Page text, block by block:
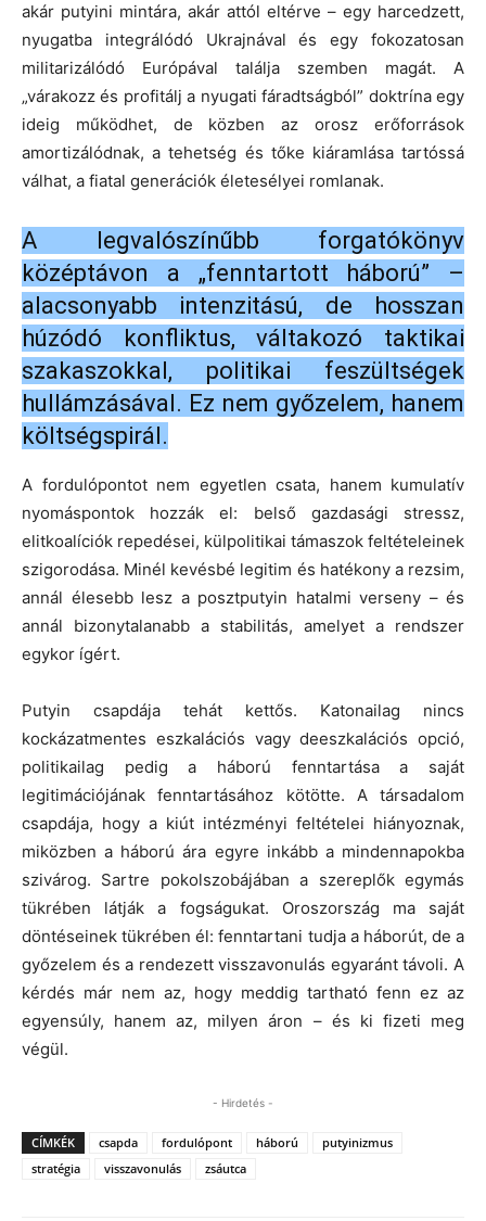
akár putyini mintára, akár attól eltérve – egy harcedzett,
nyugatba integrálódó Ukrajnával és egy fokozatosan
militarizálódó Európával találja szemben magát. A
„várakozz és profitálj a nyugati fáradtságból” doktrína egy
ideig működhet, de közben az orosz erőforrások
amortizálódnak, a tehetség és tőke kiáramlása tartóssá
válhat, a fiatal generációk életesélyei romlanak.
A legvalószínűbb forgatókönyv
középtávon a „fenntartott háború” –
alacsonyabb intenzitású, de hosszan
húzódó konfliktus, váltakozó taktikai
szakaszokkal, politikai feszültségek
hullámzásával. Ez nem győzelem, hanem
költségspirál.
A fordulópontot nem egyetlen csata, hanem kumulatív
nyomáspontok hozzák el: belső gazdasági stressz,
elitkoalíciók repedései, külpolitikai támaszok feltételeinek
szigorodása. Minél kevésbé legitim és hatékony a rezsim,
annál élesebb lesz a posztputyin hatalmi verseny – és
annál bizonytalanabb a stabilitás, amelyet a rendszer
egykor ígért.
Putyin csapdája tehát kettős. Katonailag nincs
kockázatmentes eszkalációs vagy deeszkalációs opció,
politikailag pedig a háború fenntartása a saját
legitimációjának fenntartásához kötötte. A társadalom
csapdája, hogy a kiút intézményi feltételei hiányoznak,
miközben a háború ára egyre inkább a mindennapokba
szivárog. Sartre pokolszobájában a szereplők egymás
tükrében látják a fogságukat. Oroszország ma saját
döntéseinek tükrében él: fenntartani tudja a háborút, de a
győzelem és a rendezett visszavonulás egyaránt távoli. A
kérdés már nem az, hogy meddig tartható fenn ez az
egyensúly, hanem az, milyen áron – és ki fizeti meg
végül.
- Hirdetés -
CÍMKÉK csapda fordulópont háború
putyinizmus
stratégia
visszavonulás zsáutca